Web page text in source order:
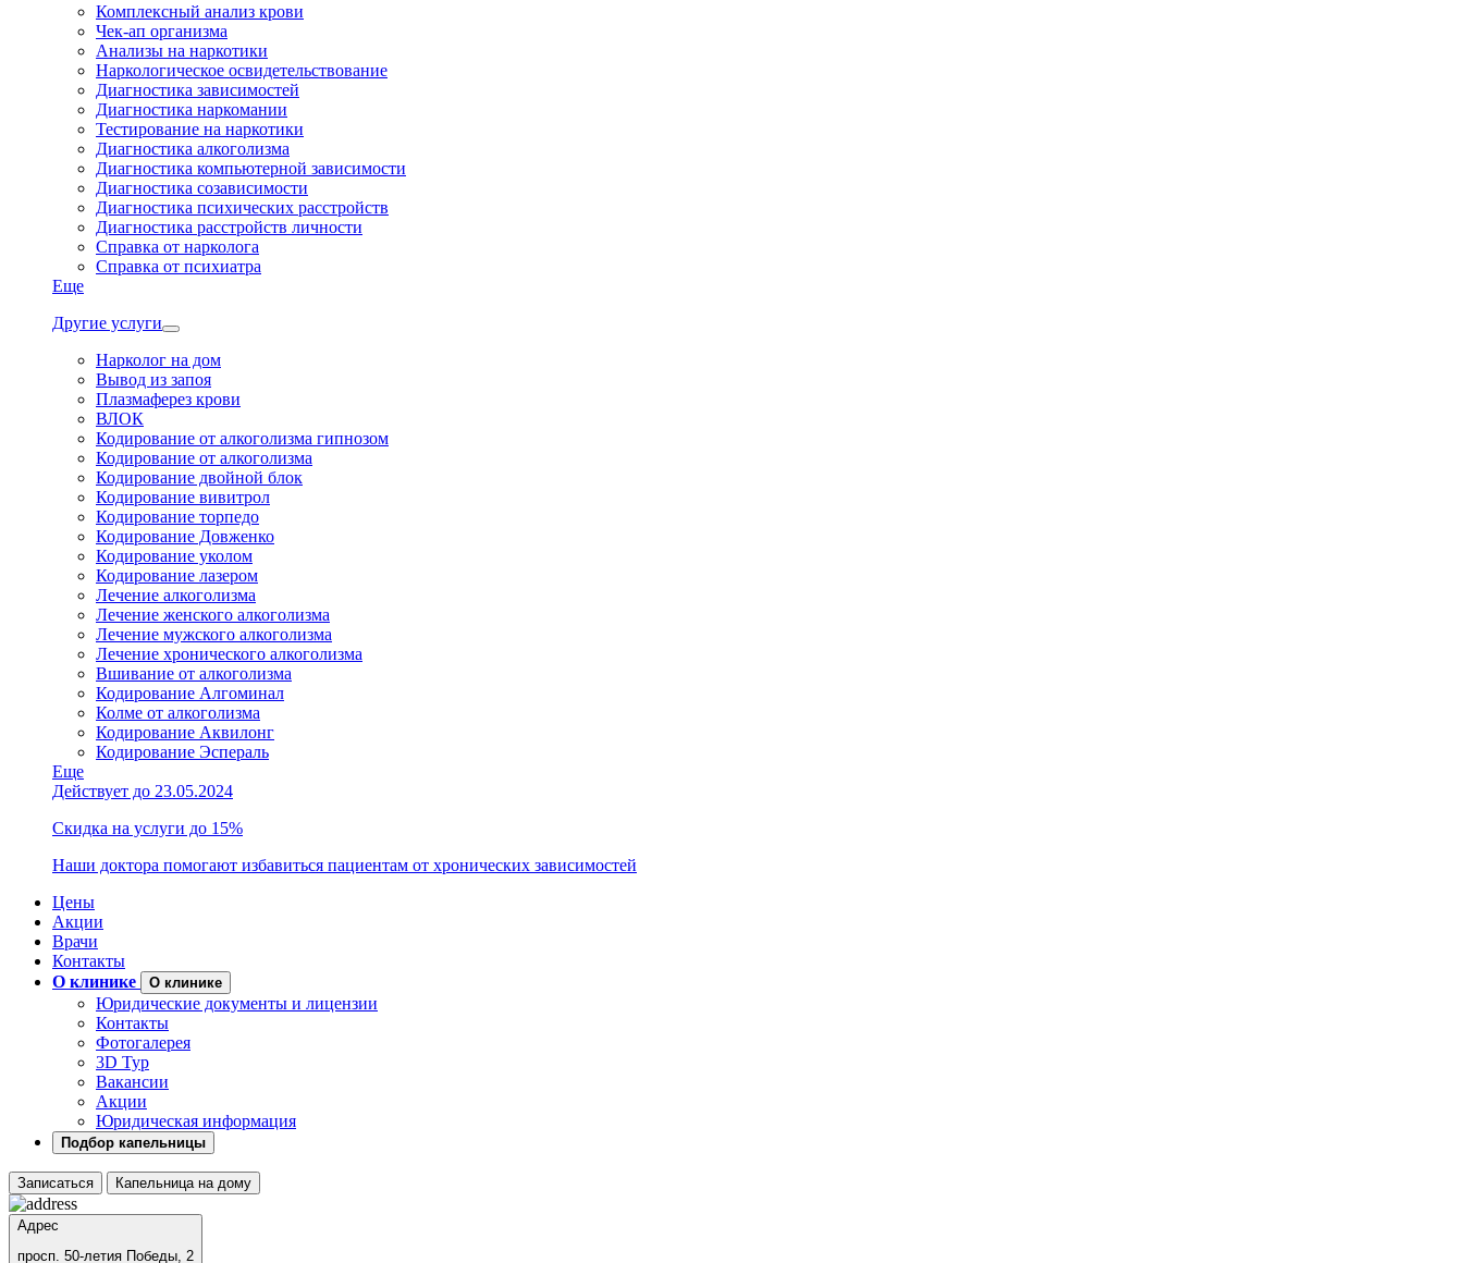
Комплексный анализ крови
Чек-ап организма
Анализы на наркотики
Наркологическое освидетельствование
Диагностика зависимостей
Диагностика наркомании
Тестирование на наркотики
Диагностика алкоголизма
Диагностика компьютерной зависимости
Диагностика созависимости
Диагностика психических расстройств
Диагностика расстройств личности
Справка от нарколога
Справка от психиатра
Еще
Другие услуги
Нарколог на дом
Вывод из запоя
Плазмаферез крови
ВЛОК
Кодирование от алкоголизма гипнозом
Кодирование от алкоголизма
Кодирование двойной блок
Кодирование вивитрол
Кодирование торпедо
Кодирование Довженко
Кодирование уколом
Кодирование лазером
Лечение алкоголизма
Лечение женского алкоголизма
Лечение мужского алкоголизма
Лечение хронического алкоголизма
Вшивание от алкоголизма
Кодирование Алгоминал
Колме от алкоголизма
Кодирование Аквилонг
Кодирование Эспераль
Еще
Действует до 23.05.2024
Скидка на услуги до 15%
Наши доктора помогают избавиться пациентам от хронических зависимостей
Цены
Акции
Врачи
Контакты
О клинике
О клинике
Юридические документы и лицензии
Контакты
Фотогалерея
3D Тур
Вакансии
Акции
Юридическая информация
Подбор капельницы
Записаться Капельница на дому
Адрес
просп. 50-летия Победы, 2